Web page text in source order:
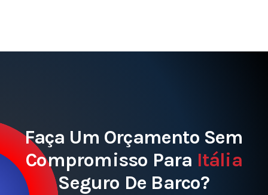
Faça Um Orçamento Sem
Compromisso Para Itália
Seguro De Barco?